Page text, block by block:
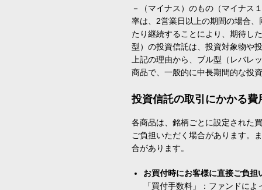
－（マイナス）のもの（マイナス
率は、2営業日以上の期間の場合
たり継続することにより、期待し
型）の投資信託は、投資対象物や
上記の理由から、ブル型（レバレ
商品で、一般的に中長期間的な投
投資信託の取引にかかる費
各商品は、銘柄ごとに設定された
ご負担いただく場合があります。
合があります。
お買付時にお客様に直接ご負担
「買付手数料」：ファンドに